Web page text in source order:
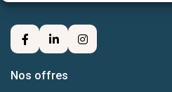
Nos offres